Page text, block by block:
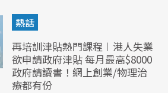
熱話
再培訓津貼熱門課程︱港人失業
欲申請政府津貼 每月最高$8000
政府請讀書！網上創業/物理治
療都有份